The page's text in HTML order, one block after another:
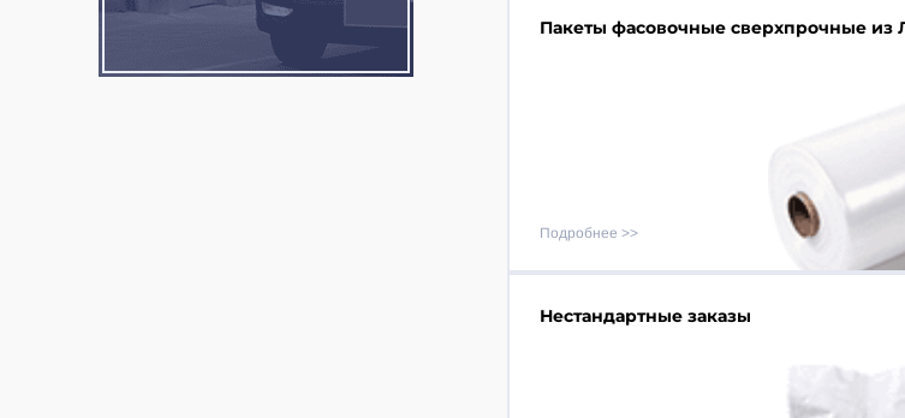
Пакеты фасовочные сверхпрочные из
Подробнее
Нестандартные заказы